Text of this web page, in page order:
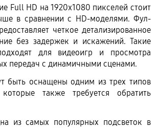
Full HD на 1920x1080 пикселей стоит
в сравнении с HD-моделями. Фул-
четкое детализированное
без задержек и искажений. Такие
для видеоигр и просмотра
передач с динамичными сценами.
быть оснащены одним из трех типов
также требуется обратить
из самых популярных подсветок в